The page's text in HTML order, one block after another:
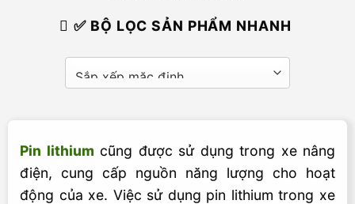
✅ BỘ LỌC SẢN PHẨM NHANH
Pin lithium cũng được sử dụng trong xe nâng
điện, cung cấp nguồn năng lượng cho hoạt
động của xe. Việc sử dụng pin lithium trong xe